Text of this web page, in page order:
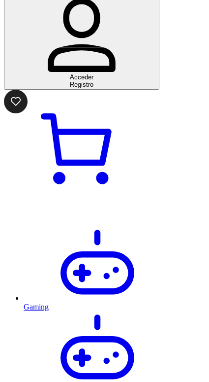
Acceder
Registro
Gaming